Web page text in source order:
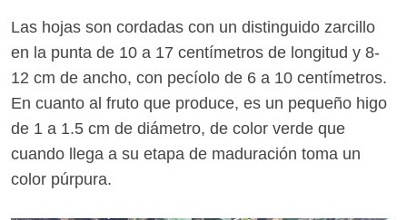
Las hojas son cordadas con un distinguido zarcillo
en la punta de 10 a 17 centímetros de longitud y 8-
12 cm de ancho, con pecíolo de 6 a 10 centímetros.
En cuanto al fruto que produce, es un pequeño higo
de 1 a 1.5 cm de diámetro, de color verde que
cuando llega a su etapa de maduración toma un
color púrpura.